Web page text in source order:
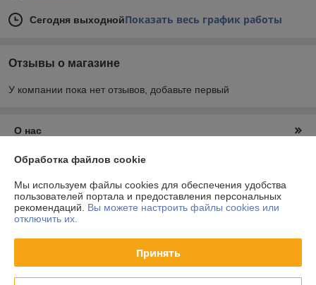
Сегодня выходнойПоказать весь график работы
Отзывы о магазине
У компании пока нет отзывов, добавьте первый
О нас
Контакты
Доставка и оплата
Полная версия сайта
Обработка файлов cookie
Мы используем файлы cookies для обеспечения удобства
пользователей портала и предоставления персональных
рекомендаций. Вы можете настроить файлы cookies или
отключить их.
Принять